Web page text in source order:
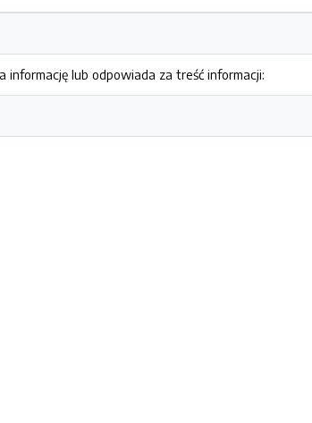
informację lub odpowiada za treść informacji: